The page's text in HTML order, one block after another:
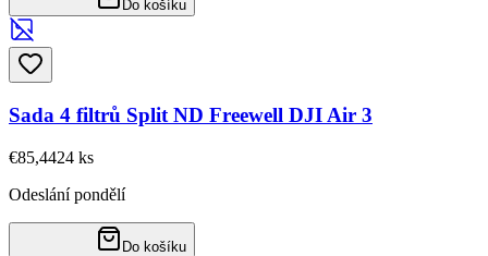
Do košíku
Sada 4 filtrů Split ND Freewell DJI Air 3
€85,4424 ks
Odeslání pondělí
Do košíku